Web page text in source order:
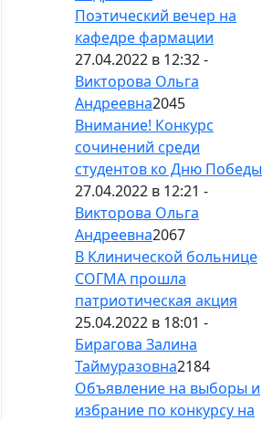
Поэтический вечер на
кафедре фармации
27.04.2022 в 12:32 -
Викторова Ольга
Андреевна2045
Внимание! Конкурс
сочинений среди
студентов ко Дню Победы
27.04.2022 в 12:21 -
Викторова Ольга
Андреевна2067
В Клинической больнице
СОГМА прошла
патриотическая акция
25.04.2022 в 18:01 -
Бирагова Залина
Таймуразовна2184
Объявление на выборы и
избрание по конкурсу на